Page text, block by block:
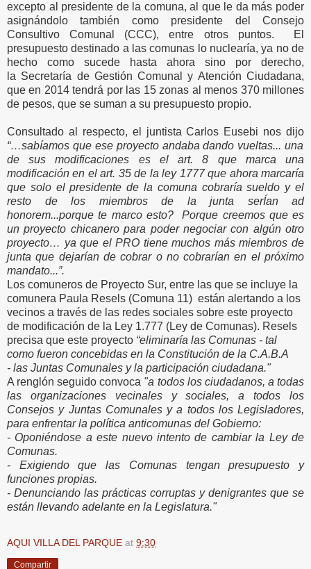
excepto al presidente de la comuna, al que le da más poder
asignándolo también como presidente del Consejo
Consultivo Comunal (CCC), entre otros puntos.
El
presupuesto destinado a las comunas lo nuclearía,ya no de
hecho como sucede hasta ahora sino por derecho,
la Secretaría de Gestión Comunal y Atención Ciudadana,
que en 2014 tendrá por las 15 zonas al menos 370 millones
de pesos, que se suman a su presupuesto propio.
Consultado al respecto, el juntista Carlos Eusebi nos dijo
“…sabíamos que ese proyecto andaba dando vueltas... una
de sus modificaciones es el art. 8 que marca una
modificación en el art. 35 de la ley 1777 que ahora marcaría
que solo el presidente de la comuna cobraría sueldo y el
resto de los miembros de la junta serÍan ad
honorem...porque te marco esto? Porque creemos que es
un proyecto chicanero para poder negociar con algún otro
proyecto… ya que el PRO tiene muchos más miembros de
junta que dejarían de cobrar o no cobrarían en el próximo
mandato...”.
Los comuneros de Proyecto Sur, entre las que se incluye la
comunera Paula Resels (Comuna 11) están alertando a los
vecinos a través de las redes sociales sobre este proyecto
de modificación de la Ley 1.777 (Ley de Comunas). Resels
precisa que este proyecto “eliminaría las Comunas - tal
como fueron concebidas en la Constitución de la C.A.B.A
- las Juntas Comunales y la participación ciudadana."
A renglón seguido convoca "a todos los ciudadanos, a todas
las organizaciones vecinales y sociales, a todos los
Consejos y Juntas Comunales y a todos los Legisladores,
para enfrentar la política anticomunas del Gobierno:
- Oponiéndose a este nuevo intento de cambiar la Ley de
Comunas.
- Exigiendo que las Comunas tengan presupuesto y
funciones propias.
- Denunciando las prácticas corruptas y denigrantes que se
están llevando adelante en la Legislatura."
AQUI VILLA DEL PARQUE at 9:30
Compartir